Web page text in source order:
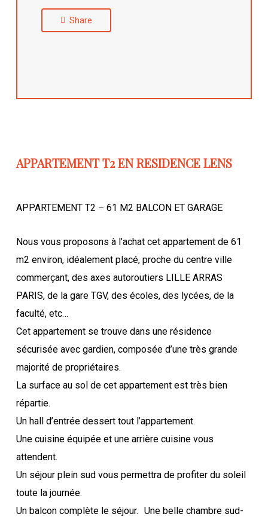
Share
APPARTEMENT T2 EN RESIDENCE LENS
APPARTEMENT T2 – 61 M2 BALCON ET GARAGE
Nous vous proposons à l’achat cet appartement de 61
m2 environ, idéalement placé, proche du centre ville
commerçant, des axes autoroutiers LILLE ARRAS
PARIS, de la gare TGV, des écoles, des lycées, de la
faculté, etc…
Cet appartement se trouve dans une résidence
sécurisée avec gardien, composée d’une très grande
majorité de propriétaires.
La surface au sol de cet appartement est très bien
répartie.
Un hall d’entrée dessert tout l’appartement.
Une cuisine équipée et une arrière cuisine vous
attendent.
Un séjour plein sud vous permettra de profiter du soleil
toute la journée.
Un balcon complète le séjour. Une belle chambre sud-